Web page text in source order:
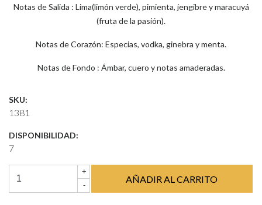
Notas de Salida : Lima(limón verde), pimienta, jengibre y maracuyá
(fruta de la pasión).
Notas de Corazón: Especias, vodka, ginebra y menta.
Notas de Fondo : Ámbar, cuero y notas amaderadas.
SKU:
1381
DISPONIBILIDAD:
7
+
-